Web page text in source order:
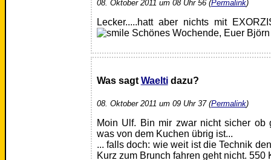
08. Oktober 2011 um 08 Uhr 56 (Permalink)
Lecker.....hatt aber nichts mit
Schönes Wochende, Euer Björn
Was sagt Waeltidazu?
08. Oktober 2011 um 09 Uhr 37 (Permalink)
Moin Ulf. Bin mir zwar nicht sicher ob
was von dem Kuchen übrig ist...
... falls doch: wie weit ist die Technik
Kurz zum Brunch fahren geht nicht. 550